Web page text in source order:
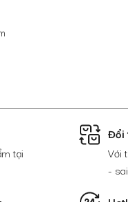
tại
Đổi
Với
-